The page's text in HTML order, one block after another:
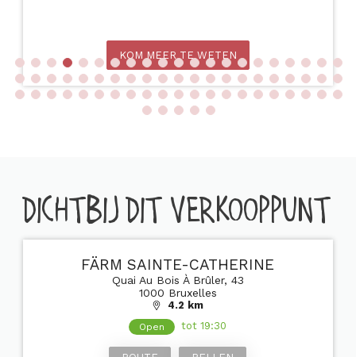
KOM MEER TE WETEN
DICHTBIJ DIT VERKOOPPUNT
FÄRM SAINTE-CATHERINE
Quai Au Bois À Brûler, 43
1000 Bruxelles
4.2 km
Open tot 19:30